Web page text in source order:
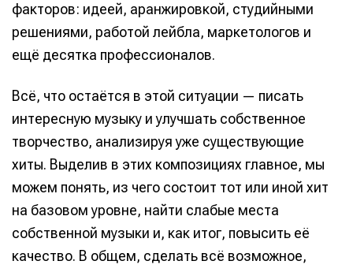
факторов: идеей, аранжировкой, студийными
решениями, работой лейбла, маркетологов и
ещё десятка профессионалов.
Всё, что остаётся в этой ситуации — писать
интересную музыку и улучшать собственное
творчество, анализируя уже существующие
хиты. Выделив в этих композициях главное, мы
можем понять, из чего состоит тот или иной хит
на базовом уровне, найти слабые места
собственной музыки и, как итог, повысить её
качество. В общем, сделать всё возможное,